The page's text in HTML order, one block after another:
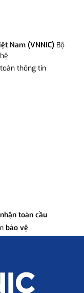
Nam (VNNIC) Bộ
thông tin
toàn cầu
bảo vệ